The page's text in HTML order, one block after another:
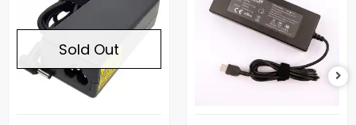
Sold Out